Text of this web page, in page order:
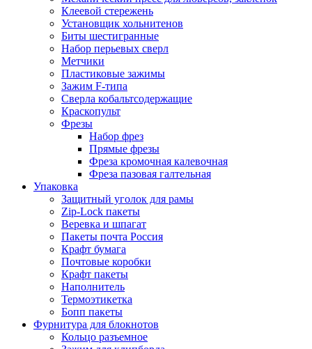
Клеевой стережень
Установщик хольнитенов
Биты шестигранные
Набор перьевых сверл
Метчики
Пластиковые зажимы
Зажим F-типа
Сверла кобальтсодержащие
Краскопульт
Фрезы
Набор фрез
Прямые фрезы
Фреза кромочная калевочная
Фреза пазовая галтельная
Упаковка
Защитный уголок для рамы
Zip-Lock пакеты
Веревка и шпагат
Пакеты почта Россия
Крафт бумага
Почтовые коробки
Крафт пакеты
Наполнитель
Термоэтикетка
Бопп пакеты
Фурнитура для блокнотов
Кольцо разъемное